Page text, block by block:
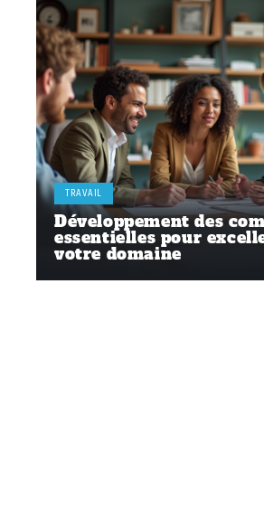
TRAVAIL
Développement des
essentielles pour
votre domaine